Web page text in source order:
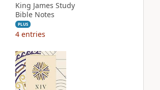
King James Study
Bible Notes
PLUS
4 entries